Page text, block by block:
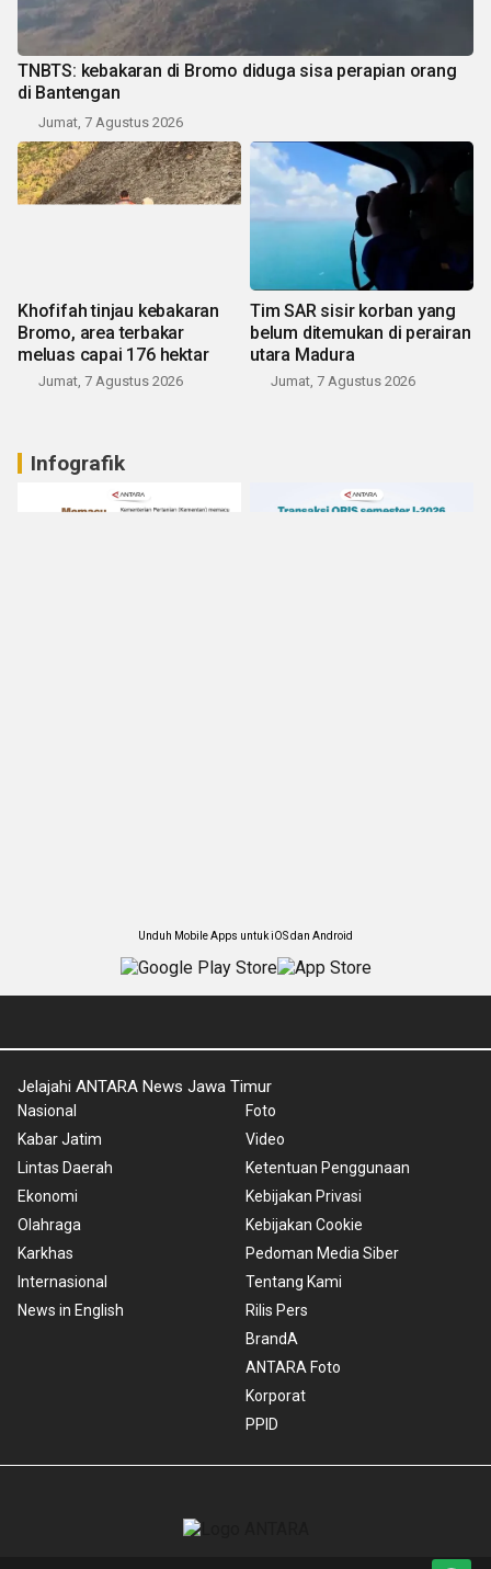
TNBTS: kebakaran di Bromo diduga sisa perapian orang
di Bantengan
Jumat, 7 Agustus 2026
Khofifah tinjau kebakaran
Bromo, area terbakar
meluas capai 176 hektar
Jumat, 7 Agustus 2026
Tim SAR sisir korban yang
belum ditemukan di perairan
utara Madura
Jumat, 7 Agustus 2026
Infografik
Unduh Mobile Apps untuk iOS dan Android
Jelajahi ANTARA News Jawa Timur
Nasional
Kabar Jatim
Lintas Daerah
Ekonomi
Olahraga
Karkhas
Internasional
News in English
Foto
Video
Ketentuan Penggunaan
Kebijakan Privasi
Kebijakan Cookie
Pedoman Media Siber
Tentang Kami
Rilis Pers
BrandA
ANTARA Foto
Korporat
PPID